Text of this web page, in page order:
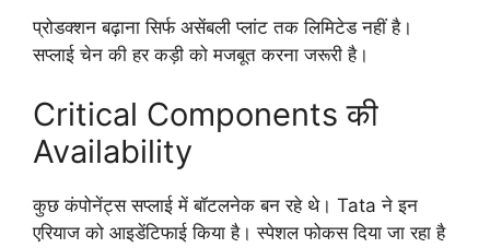
प्रोडक्शन बढ़ाना सिर्फ असेंबली प्लांट तक लिमिटेड नहीं है।
सप्लाई चेन की हर कड़ी को मजबूत करना जरूरी है।
Critical Components की
Availability
कुछ कंपोनेंट्स सप्लाई में बॉटलनेक बन रहे थे। Tata ने इन
एरियाज को आइडेंटिफाई किया है। स्पेशल फोकस दिया जा रहा है